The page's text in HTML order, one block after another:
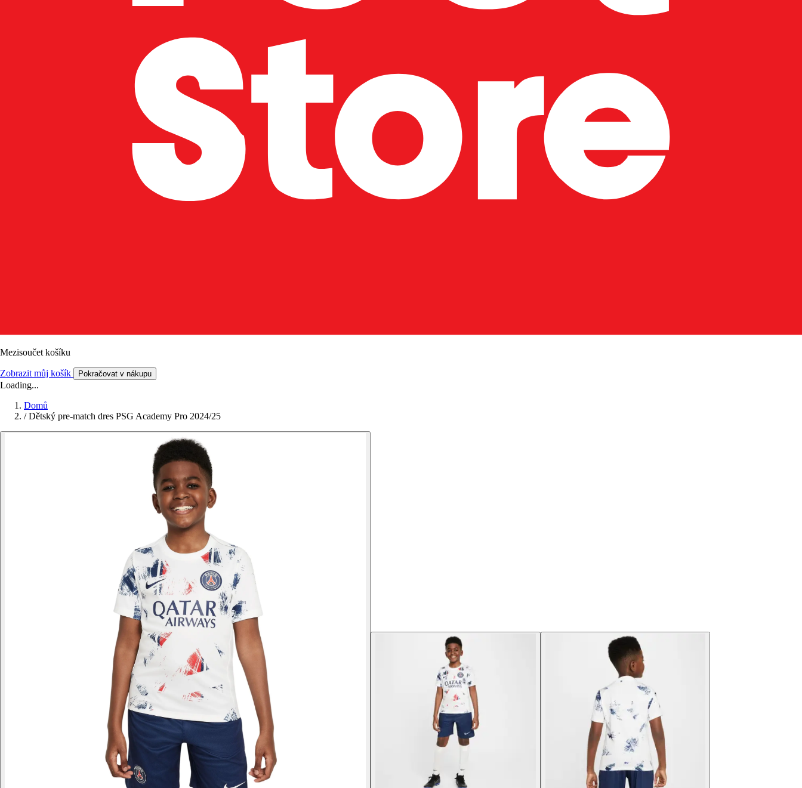
Mezisoučet košíku
Zobrazit můj košík Pokračovat v nákupu
Loading...
Domů
/ Dětský pre-match dres PSG Academy Pro 2024/25